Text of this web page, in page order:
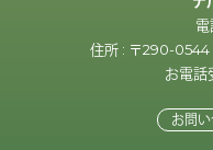
住所 : 〒290-0544
お電話
お問